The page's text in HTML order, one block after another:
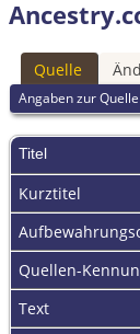
Quelle
Angaben zur Quelle
Titel
Kurztitel
Quellen-
Text